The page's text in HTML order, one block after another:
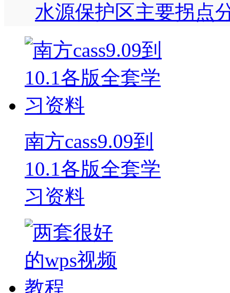
水源保护区主要拐点
南方cass9.09到
10.1各版全套学
习资料